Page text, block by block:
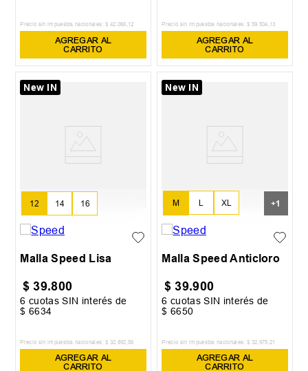
Precio sin impuestos nacionales: $ 42.066 ,12
AGREGAR AL
CARRITO
Precio sin impuestos nacionales: $ 59.504 ,13
AGREGAR AL
CARRITO
New IN
12 14 16
Malla Speed Lisa
$ 39.800
6 cuotas SIN interés de
$ 6634
Precio sin impuestos nacionales: $ 32.892 ,56
AGREGAR AL
CARRITO
New IN
M L XL
XXL
+1
Malla Speed Anticloro
$ 39.900
6 cuotas SIN interés de
$ 6650
Precio sin impuestos nacionales: $ 32.975 ,21
AGREGAR AL
CARRITO